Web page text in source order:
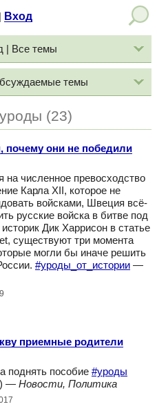
Вход
| Все темы
темы
(23)
они не победили
численное превосходство
Карла XII, которое не
войсками, Швеция всё-
русские войска в битве под
Дик Харрисон в статье
существуют три момента
могли бы иначе решить
#уроды_от_истории —
приемные родители
поднять пособие #уроды
— Новости, Политика